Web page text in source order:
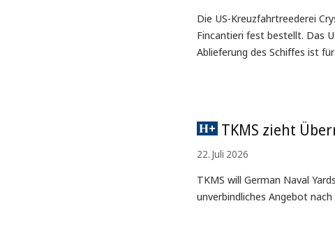
Die US-Kreuzfahrtreederei
Fincantieri fest bestellt. Das
Ablieferung des Schiffes ist
TKMS zieht
22. Juli 2026
TKMS will German Naval
unverbindliches Angebot